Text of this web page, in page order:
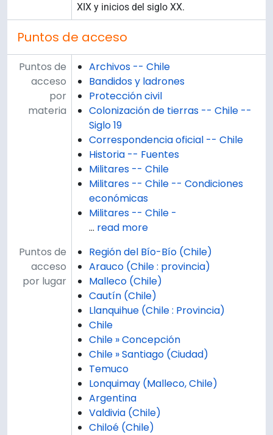
XIX y inicios del siglo XX.
Puntos de acceso
Puntos de
acceso
por
materia
Archivos -- Chile
Bandidos y ladrones
Protección civil
Colonización de tierras -- Chile --
Siglo 19
Correspondencia oficial -- Chile
Historia -- Fuentes
Militares -- Chile
Militares -- Chile -- Condiciones
económicas
Militares -- Chile -
… read more
Puntos de
acceso
por lugar
Región del Bío-Bío (Chile)
Arauco (Chile : provincia)
Malleco (Chile)
Cautín (Chile)
Llanquihue (Chile : Provincia)
Chile
Chile » Concepción
Chile » Santiago (Ciudad)
Temuco
Lonquimay (Malleco, Chile)
Argentina
Valdivia (Chile)
Chiloé (Chile)